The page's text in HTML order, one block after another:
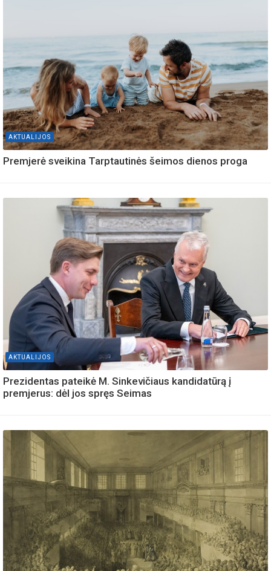
AKTUALIJOS
Premjerė sveikina Tarptautinės šeimos dienos proga
AKTUALIJOS
Prezidentas pateikė M. Sinkevičiaus kandidatūrą į
premjerus: dėl jos spręs Seimas